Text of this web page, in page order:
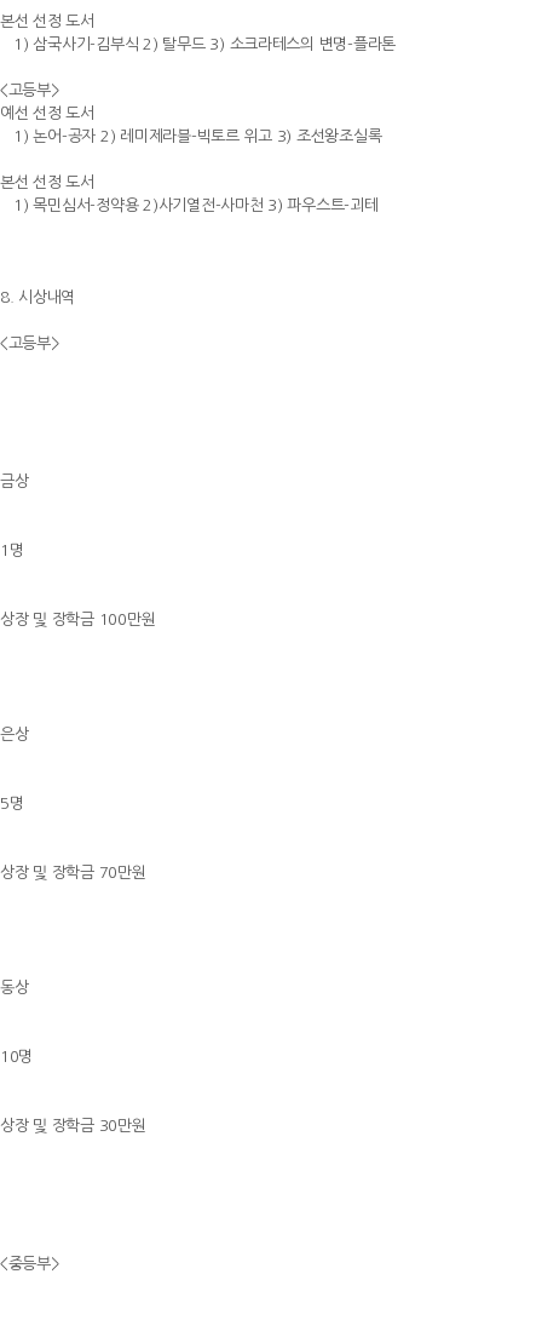
본선 선정 도서
1) 삼국사기-김부식 2) 탈무드 3) 소크라테스의 변명-플라톤
<고등부>
예선 선정 도서
1) 논어-공자 2) 레미제라블-빅토르 위고 3) 조선왕조실록
본선 선정 도서
1) 목민심서-정약용 2)사기열전-사마천 3) 파우스트-괴테
8. 시상내역
<고등부>
금상
1명
상장 및 장학금 100만원
은상
5명
상장 및 장학금 70만원
동상
10명
상장 및 장학금 30만원
<중등부>